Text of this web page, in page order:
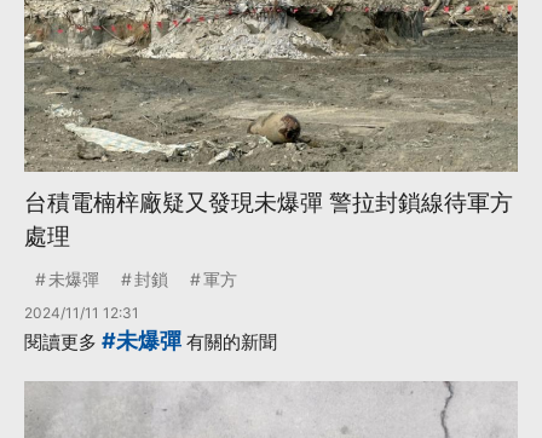
台積電楠梓廠疑又發現未爆彈 警拉封鎖線待軍方
處理
未爆彈 封鎖 軍方
2024/11/11 12:31
閱讀更多 #未爆彈 有關的新聞